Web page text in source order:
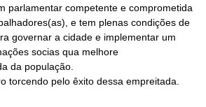
parlamentar competente e comprometida
e tem plenas condições de
governar a cidade e implementar um
socias qua melhore
da população.
torcendo pelo êxito dessa empreitada.